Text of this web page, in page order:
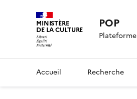
MINISTÈRE
DE LA CULTURE POP
Accueil Recherche